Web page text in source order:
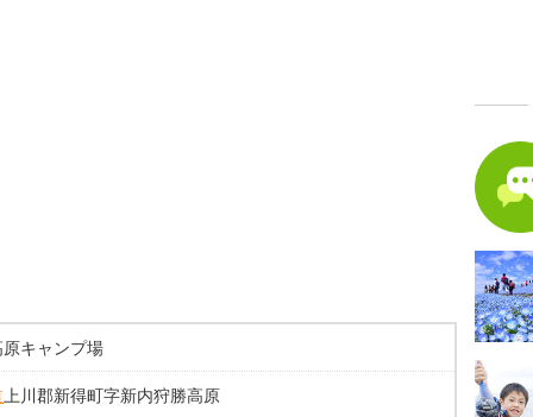
キャンプ場
上川郡新得町字新内狩勝高原